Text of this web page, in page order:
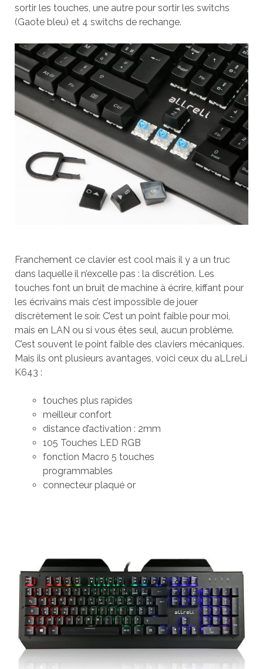
sortir les touches, une autre pour sortir les switchs
(Gaote bleu) et 4 switchs de rechange.
Franchement ce clavier est cool mais il y a un truc
dans laquelle il n’excelle pas : la discrétion. Les
touches font un bruit de machine à écrire, kiffant pour
les écrivains mais c’est impossible de jouer
discrètement le soir. C’est un point faible pour moi,
mais en LAN ou si vous êtes seul, aucun problème.
C’est souvent le point faible des claviers mécaniques.
Mais ils ont plusieurs avantages, voici ceux du aLLreLi
K643 :
touches plus rapides
meilleur confort
distance d’activation : 2mm
105 Touches LED RGB
fonction Macro 5 touches
programmables
connecteur plaqué or